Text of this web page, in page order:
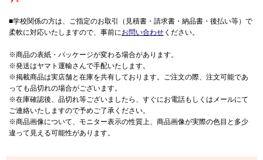
■学校関係の方は、ご指定のお取引（見積書・請求書・納品書・後払い等）で
柔軟に対応いたしますので、事前にお問い合わせ ください。
※商品の表紙・パッケージが変わる場合があります。
※発送はヤマト運輸さんで手配いたします。
※掲載商品は実店舗と在庫を共有しております。ご注文の際、注文可能であ
っても品切れの場合がございます。
※在庫確認後、品切れ等ございましたら、すぐにお電話もしくはメールにて
ご連絡いたしますので予めご了承ください。
※商品画像について、モニター表示の性質上、商品画像が実際の色目と多少
違って見える可能性があります。